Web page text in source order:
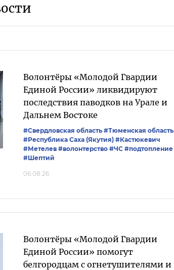
Волонтёры «Молодой Гвардии
Единой России» ликвидируют
последствия паводков на Урале и
Дальнем Востоке
#Свердловская область #Тюменская область
#Республика Саха (Якутия) #Кастюкевич
#Метелев #волонтерство #ЧС #подтопление
#Шептий
06.08.26
Волонтёры «Молодой Гвардии
Единой России» помогут
белгородцам с огнетушителями и